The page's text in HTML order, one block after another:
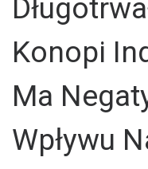
Konopi
Ma
Wpływu